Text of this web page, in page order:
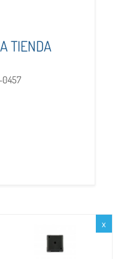
TIENDA
0457
x